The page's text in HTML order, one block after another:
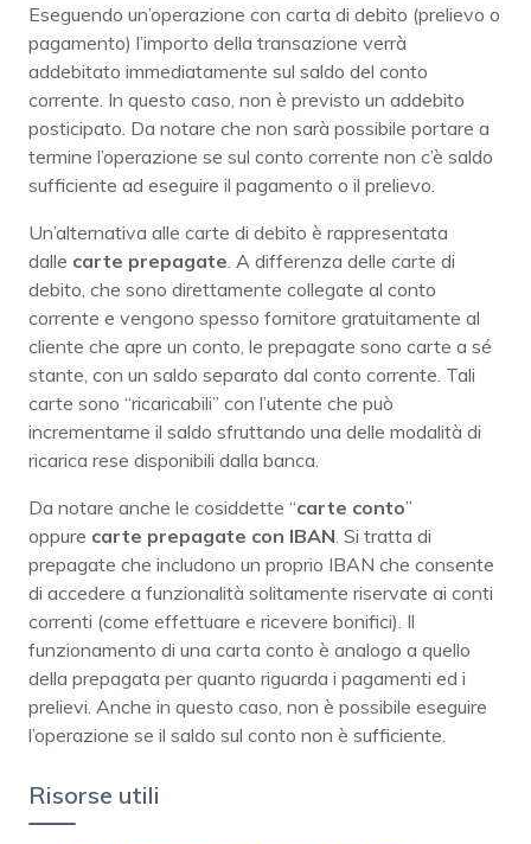
Eseguendo un’operazione con carta di debito (prelievo o
pagamento) l’importo della transazione verrà
addebitato immediatamente sul saldo del conto
corrente. In questo caso, non è previsto un addebito
posticipato. Da notare che non sarà possibile portare a
termine l’operazione se sul conto corrente non c’è saldo
sufficiente ad eseguire il pagamento o il prelievo.
Un’alternativa alle carte di debito è rappresentata
dalle carte prepagate . A differenza delle carte di
debito, che sono direttamente collegate al conto
corrente e vengono spesso fornitore gratuitamente al
cliente che apre un conto, le prepagate sono carte a sé
stante, con un saldo separato dal conto corrente. Tali
carte sono “ricaricabili” con l’utente che può
incrementarne il saldo sfruttando una delle modalità di
ricarica rese disponibili dalla banca.
Da notare anche le cosiddette “carte conto”
oppure carte prepagate con IBAN . Si tratta di
prepagate che includono un proprio IBAN che consente
di accedere a funzionalità solitamente riservate ai conti
correnti (come effettuare e ricevere bonifici). Il
funzionamento di una carta conto è analogo a quello
della prepagata per quanto riguarda i pagamenti ed i
prelievi. Anche in questo caso, non è possibile eseguire
l’operazione se il saldo sul conto non è sufficiente.
Risorse utili